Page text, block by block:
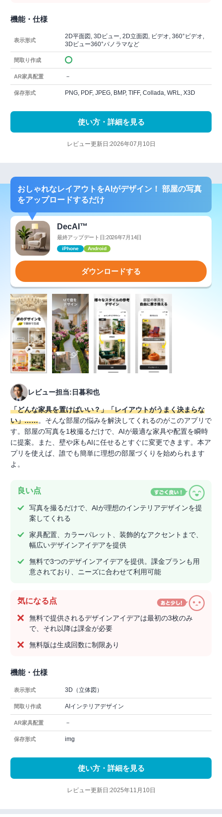
機能・仕様
表示形式
2D平面図, 3Dビュー, 2D立面図, ビデオ, 360°ビデオ,
3Dビュー360°パノラマなど
間取り作成
AR家具配置 －
保存形式 PNG, PDF, JPEG, BMP, TIFF, Collada, WRL, X3D
使い方・詳細を見る
レビュー更新日:2026年07月10日
おしゃれなレイアウトをAIがデザイン！ 部屋の写真
をアップロードするだけ
DecAI™
最終アップデート日:2026年7月14日
iPhone Android
ダウンロードする
レビュー担当:日暮和也
「どんな家具を置けばいい？」「レイアウトがうまく決まらな
い」……。そんな部屋の悩みを解決してくれるのがこのアプリで
す。部屋の写真を1枚撮るだけで、AIが最適な家具や配置を瞬時
に提案。また、壁や床もAIに任せるとすぐに変更できます。本ア
プリを使えば、誰でも簡単に理想の部屋づくりを始められます
よ。
良い点
写真を撮るだけで、AIが理想のインテリアデザインを提
案してくれる
家具配置、カラーパレット、装飾的なアクセントまで、
幅広いデザインアイデアを提供
無料で3つのデザインアイデアを提供。課金プランも用
意されており、ニーズに合わせて利用可能
気になる点
無料で提供されるデザインアイデアは最初の3枚のみ
で、それ以降は課金が必要
無料版は生成回数に制限あり
機能・仕様
表示形式 3D（立体図）
間取り作成 AIインテリアデザイン
AR家具配置 －
保存形式 img
使い方・詳細を見る
レビュー更新日:2025年11月10日